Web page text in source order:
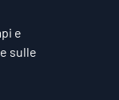
e
sulle